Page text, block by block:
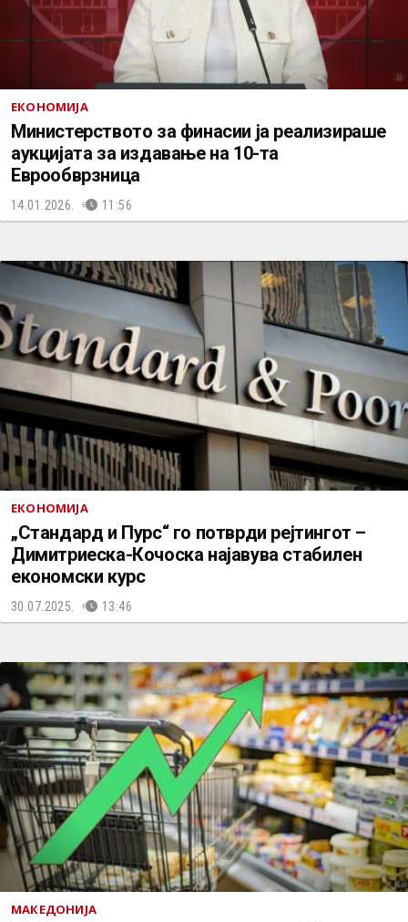
ЕКОНОМИЈА
Министерството за финасии ја реализираше
аукцијата за издавање на 10-та
Еврообврзница
14.01.2026. 11:56
ЕКОНОМИЈА
„Стандард и Пурс“ го потврди рејтингот –
Димитриеска-Кочоска најавува стабилен
економски курс
30.07.2025. 13:46
МАКЕДОНИЈА